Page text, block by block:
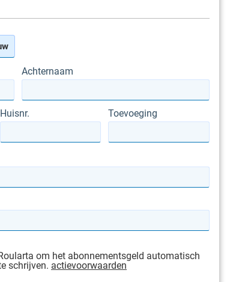
Achternaam
Huisnr. Toevoeging
om het abonnementsgeld automatisch
schrijven. actievoorwaarden